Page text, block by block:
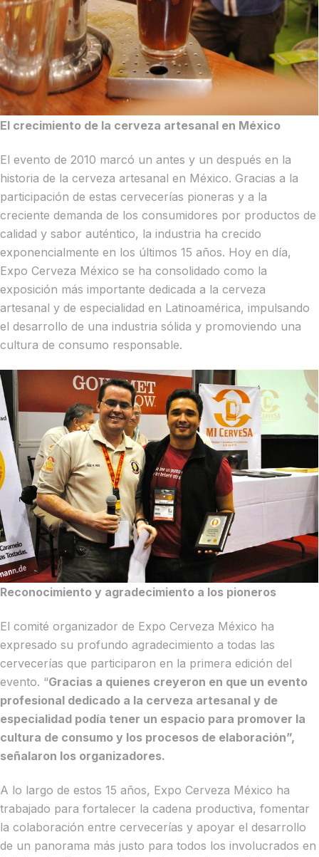
El crecimiento de la cerveza artesanal en México
El evento de 2010 marcó un antes y un después en la
historia de la cerveza artesanal en México. Gracias a la
participación de estas cervecerías pioneras y a la
creciente demanda de los consumidores por productos de
calidad y sabor auténtico, la industria ha crecido
exponencialmente en los últimos 15 años. Hoy en día,
Expo Cerveza México se ha consolidado como la
exposición más importante dedicada a la cerveza
artesanal y de especialidad en Latinoamérica, impulsando
el desarrollo de una industria sólida y promoviendo una
cultura de consumo responsable.
Reconocimiento y agradecimiento a los pioneros
El comité organizador de Expo Cerveza México ha
expresado su profundo agradecimiento a todas las
cervecerías que participaron en la primera edición del
evento. “Gracias a quienes creyeron en que un evento
profesional dedicado a la cerveza artesanal y de
especialidad podía tener un espacio para promover la
cultura de consumo y los procesos de elaboración”,
señalaron los organizadores.
A lo largo de estos 15 años, Expo Cerveza México ha
trabajado para fortalecer la cadena productiva, fomentar
la colaboración entre cervecerías y apoyar el desarrollo
de un panorama más justo para todos los involucrados en